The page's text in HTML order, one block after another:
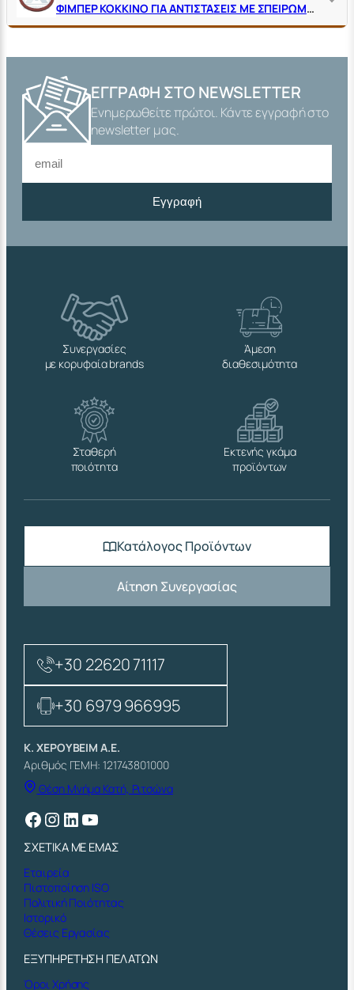
ΦΙΜΠΕΡ ΚΟΚΚΙΝΟ ΓΙΑ ΑΝΤΙΣΤΑΣΕΙΣ ΜΕ ΣΠΕΙΡΩΜΑ ΑΡΣ.
ΕΓΓΡΑΦΉ ΣΤΟ NEWSLETTER
Ενημερωθείτε πρώτοι. Κάντε εγγραφή στο
newsletter μας.
Εγγραφή
Συνεργασίες
με κορυφαία brands
Άμεση
διαθεσιμότητα
Σταθερή
ποιότητα
Εκτενής γκάμα
προϊόντων
Κατάλογος Προϊόντων
Αίτηση Συνεργασίας
+30 22620 71117
+30 6979 966995
Κ. ΧΕΡΟΥΒΕΙΜ Α.Ε.
Αριθμός ΓΕΜΗ: 121743801000
Θέση Μνήμα Κατή, Ριτσώνα
Facebook Instagram Linkedin YouTube
ΣΧΕΤΙΚΑ ΜΕ ΕΜΑΣ
Εταιρεία
Πιστοποίηση ISO
Πολιτική Ποιότητας
Ιστορικό
Θέσεις Εργασίας
ΕΞΥΠΗΡΕΤΗΣΗ ΠΕΛΑΤΩΝ
Όροι Χρήσης